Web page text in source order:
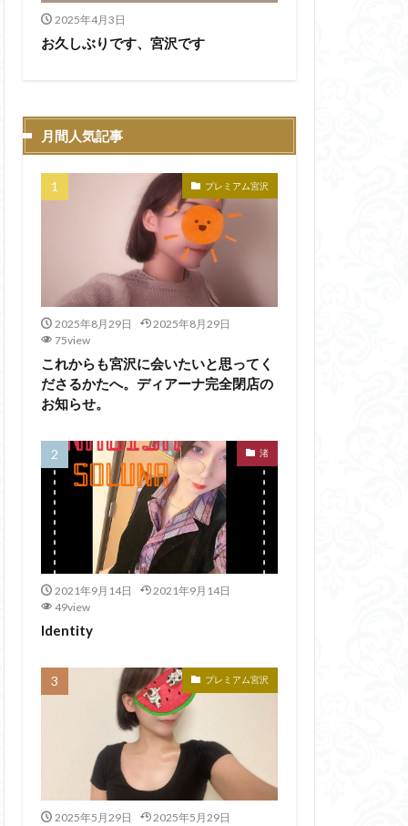
2025年4月3日
お久しぶりです、宮沢です
月間人気記事
プレミアム宮沢
2025年8月29日
2025年8月29日
75view
これからも宮沢に会いたいと思ってく
ださるかたへ。ディアーナ完全閉店の
お知らせ。
渚
2021年9月14日
2021年9月14日
49view
Identity
プレミアム宮沢
2025年5月29日
2025年5月29日